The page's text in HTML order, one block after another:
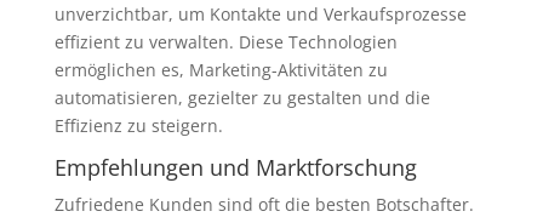
unverzichtbar, um Kontakte und Verkaufsprozesse
effizient zu verwalten. Diese Technologien
ermöglichen es, Marketing-Aktivitäten zu
automatisieren, gezielter zu gestalten und die
Effizienz zu steigern.
Empfehlungen und Marktforschung
Zufriedene Kunden sind oft die besten Botschafter.